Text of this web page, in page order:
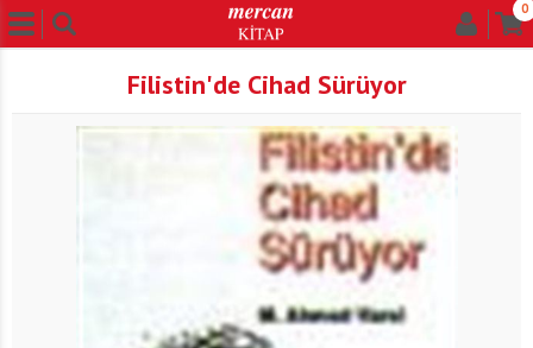
0
Filistin'de Cihad Sürüyor